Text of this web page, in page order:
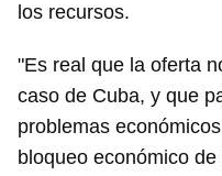
los recursos.
"Es real que la oferta
caso de Cuba, y que
problemas
bloqueo económico